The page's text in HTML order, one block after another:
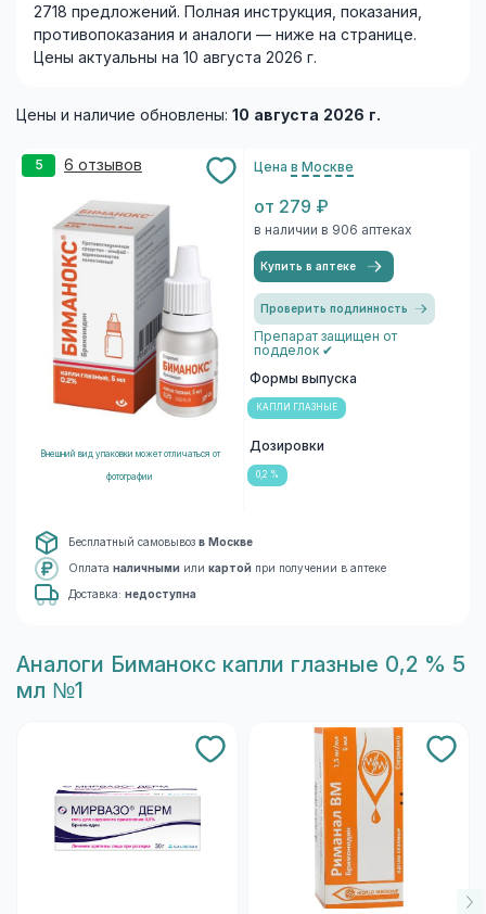
2718 предложений. Полная инструкция, показания,
противопоказания и аналоги — ниже на странице.
Цены актуальны на 10 августа 2026 г.
Цены и наличие обновлены: 10 августа 2026 г.
5 6 отзывов
Внешний вид упаковки может отличаться от
фотографии
Цена в Москве
от 279 ₽
в наличии в 906 аптеках
Купить в аптеке
Проверить подлинность
Препарат защищен от
подделок ✔
Формы выпуска
КАПЛИ ГЛАЗНЫЕ
Дозировки
0,2 %
Бесплатный самовывоз в Москве
Оплата наличными или картой при получении в аптеке
Доставка: недоступна
Aналоги Биманокс капли глазные 0,2 % 5
мл №1